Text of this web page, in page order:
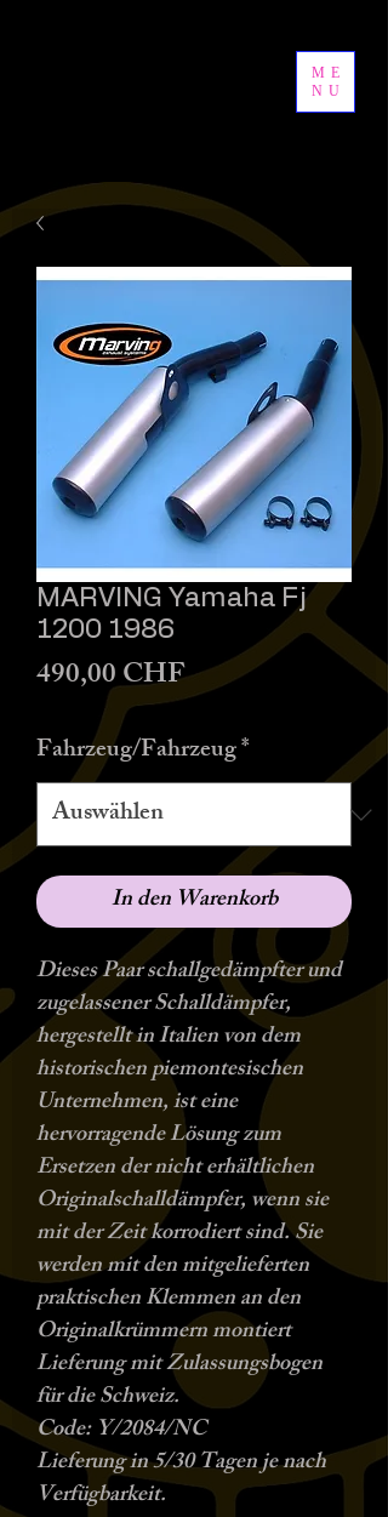
ME
NU
MARVING Yamaha Fj
1200 1986
490,00 CHFPreis
Fahrzeug/Fahrzeug*
In den Warenkorb
Dieses Paar schallgedämpfter und
zugelassener Schalldämpfer,
hergestellt in Italien von dem
historischen piemontesischen
Unternehmen, ist eine
hervorragende Lösung zum
Ersetzen der nicht erhältlichen
Originalschalldämpfer, wenn sie
mit der Zeit korrodiert sind. Sie
werden mit den mitgelieferten
praktischen Klemmen an den
Originalkrümmern montiert
Lieferung mit Zulassungsbogen
für die Schweiz.
Code: Y/2084/NC
Lieferung in 5/30 Tagen je nach
Verfügbarkeit.